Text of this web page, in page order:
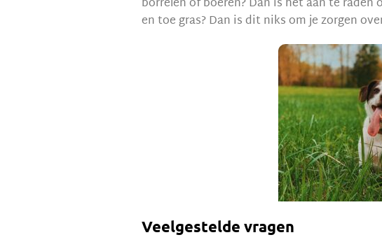
en toe gras? Dan is dit niks om je zorgen
Veelgestelde vragen